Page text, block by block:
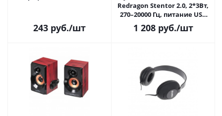
243 руб./шт
Redragon Stentor 2.0, 2*3Вт,
270–20000 Гц, питание USB
1,3м. (77600)
1 208руб./шт